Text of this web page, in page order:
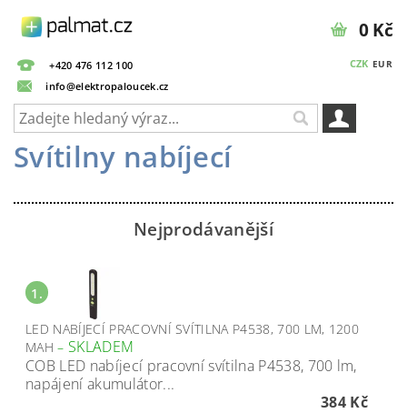
+420 476 112 100
info@elektropaloucek.cz
CZK EUR
0 Kč
Svítilny nabíjecí
Nejprodávanější
1.
LED NABÍJECÍ PRACOVNÍ SVÍTILNA P4538, 700 LM, 1200
MAH– SKLADEM
COB LED nabíjecí pracovní svítilna P4538, 700 lm,
napájení akumulátor...
384 Kč